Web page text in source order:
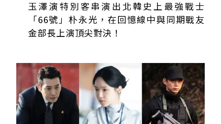
玉澤演特別客串演出北韓史上最強戰士
「66號」朴永光，在回憶線中與同期戰友
金部長上演頂尖對決！